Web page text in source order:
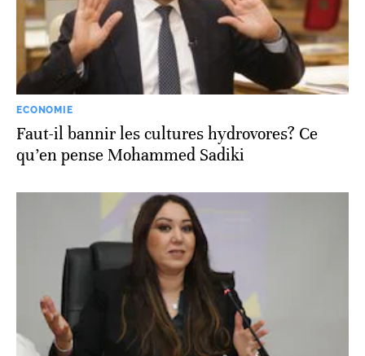
ECONOMIE
Faut-il bannir les cultures hydrovores? Ce
qu’en pense Mohammed Sadiki